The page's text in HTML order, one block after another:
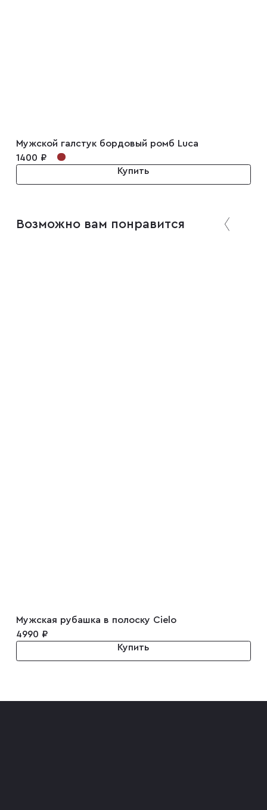
Мужской галстук бордовый ромб Luca
1400 ₽
Купить
Возможно вам понравится
Мужская рубашка в полоску Cielo
4990 ₽
Купить